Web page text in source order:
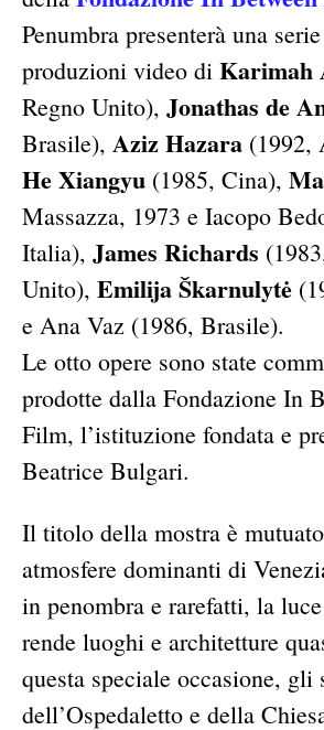
Penumbra presenterà una
produzioni video di Karimah
Regno Unito), Jonathas de
Brasile), Aziz Hazara (1992,
He Xiangyu (1985, Cina),
Massazza, 1973 e Iacopo
Italia), James Richards
Unito), Emilija Škarnulytė
e Ana Vaz (1986, Brasile).
Le otto opere sono state
prodotte dalla Fondazione In
Film, l’istituzione fondata e
Beatrice Bulgari.
Il titolo della mostra è
atmosfere dominanti di
in penombra e rarefatti, la
rende luoghi e architetture
questa speciale occasione, gli
dell’Ospedaletto e della